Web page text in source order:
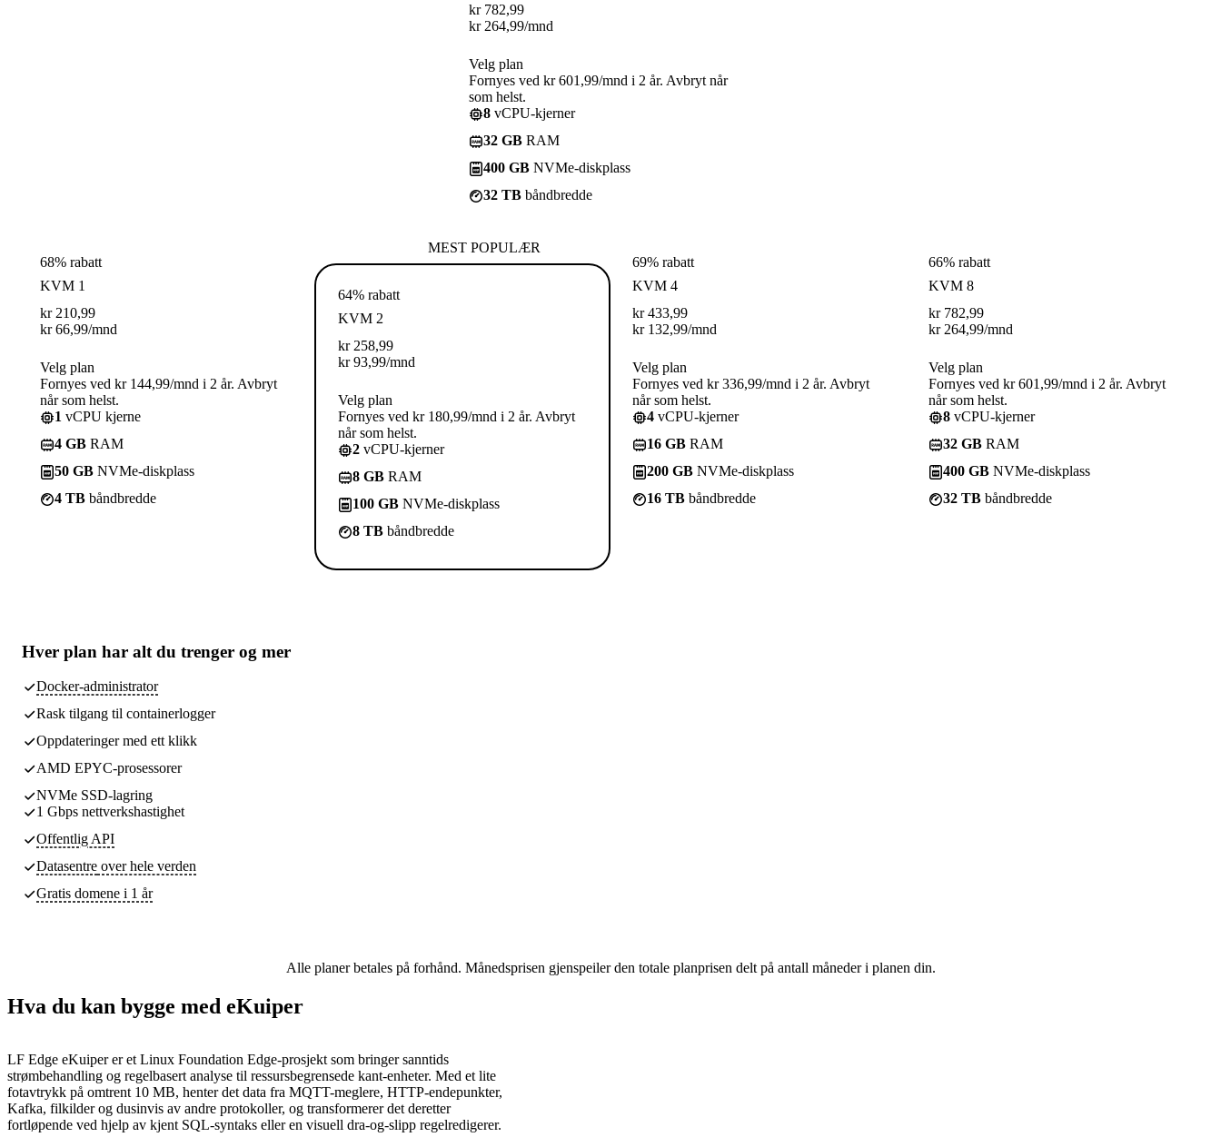
kr 782,99
kr 264,99/mnd
Velg plan
Fornyes ved kr 601,99/mnd i 2 år. Avbryt når
som helst.
8 vCPU-kjerner
32 GB RAM
400 GB NVMe-diskplass
32 TB båndbredde
68% rabatt
KVM 1
kr 210,99
kr 66,99/mnd
Velg plan
Fornyes ved kr 144,99/mnd i 2 år. Avbryt
når som helst.
1 vCPU kjerne
4 GB RAM
50 GB NVMe-diskplass
4 TB båndbredde
MEST POPULÆR
64% rabatt
KVM 2
kr 258,99
kr 93,99/mnd
Velg plan
Fornyes ved kr 180,99/mnd i 2 år. Avbryt
når som helst.
2 vCPU-kjerner
8 GB RAM
100 GB NVMe-diskplass
8 TB båndbredde
69% rabatt
KVM 4
kr 433,99
kr 132,99/mnd
Velg plan
Fornyes ved kr 336,99/mnd i 2 år. Avbryt
når som helst.
4 vCPU-kjerner
16 GB RAM
200 GB NVMe-diskplass
16 TB båndbredde
66% rabatt
KVM 8
kr 782,99
kr 264,99/mnd
Velg plan
Fornyes ved kr 601,99/mnd i 2 år. Avbryt
når som helst.
8 vCPU-kjerner
32 GB RAM
400 GB NVMe-diskplass
32 TB båndbredde
Hver plan har alt du trenger og mer
Docker-administrator
Rask tilgang til containerlogger
Oppdateringer med ett klikk
AMD EPYC-prosessorer
NVMe SSD-lagring
1 Gbps nettverkshastighet
Offentlig API
Datasentre over hele verden
Gratis domene i 1 år
Alle planer betales på forhånd. Månedsprisen gjenspeiler den totale planprisen delt på antall måneder i planen din.
Hva du kan bygge med eKuiper
LF Edge eKuiper er et Linux Foundation Edge-prosjekt som bringer sanntids
strømbehandling og regelbasert analyse til ressursbegrensede kant-enheter. Med et lite
fotavtrykk på omtrent 10 MB, henter det data fra MQTT-meglere, HTTP-endepunkter,
Kafka, filkilder og dusinvis av andre protokoller, og transformerer det deretter
fortløpende ved hjelp av kjent SQL-syntaks eller en visuell dra-og-slipp regelredigerer.